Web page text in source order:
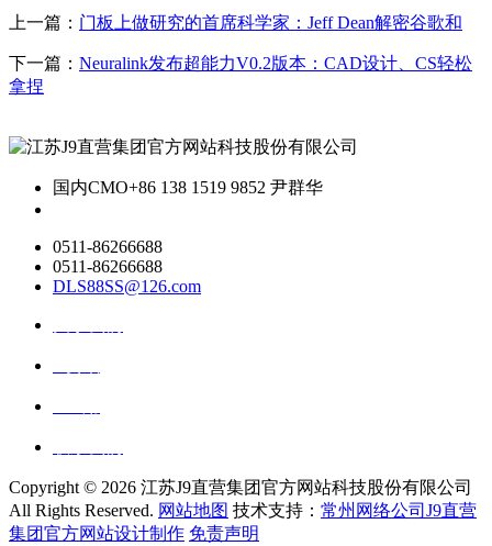
上一篇： 门板上做研究的首席科学家：Jeff Dean解密谷歌和
下一篇： Neuralink发布超能力V0.2版本：CAD设计、CS轻松
拿捏
国内CMO+86 138 1519 9852 尹群华
0511-86266688
0511-86266688
DLS88SS@126.com
Copyright © 2026 江苏J9直营集团官方网站科技股份有限公司
All Rights Reserved. 网站地图 技术支持： 常州网络公司J9直营
集团官方网站设计制作 免责声明